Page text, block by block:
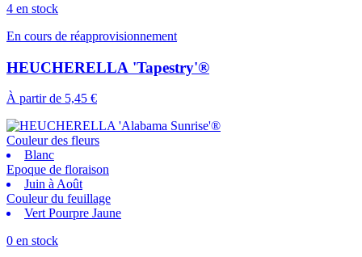
4 en stock
En cours de réapprovisionnement
HEUCHERELLA 'Tapestry'®
À partir de 5,45 €
Couleur des fleurs
Blanc
Epoque de floraison
Juin à Août
Couleur du feuillage
Vert Pourpre Jaune
0 en stock